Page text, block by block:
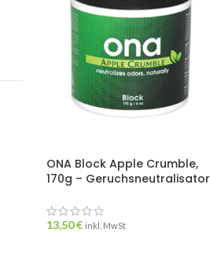
ONA Block Apple Crumble,
170g – Geruchsneutralisator
13,50€ inkl. MwSt